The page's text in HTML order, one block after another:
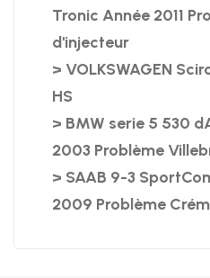
Tronic Année 2011
d'injecteur
> VOLKSWAGEN
HS
> BMW serie 5 530
2003 Problème
> SAAB 9-3
2009 Problème